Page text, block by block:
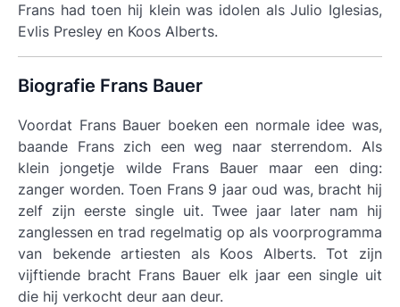
Frans had toen hij klein was idolen als Julio Iglesias,
Evlis Presley en Koos Alberts.
Biografie Frans Bauer
Voordat Frans Bauer boeken een normale idee was,
baande Frans zich een weg naar sterrendom. Als
klein jongetje wilde Frans Bauer maar een ding:
zanger worden. Toen Frans 9 jaar oud was, bracht hij
zelf zijn eerste single uit. Twee jaar later nam hij
zanglessen en trad regelmatig op als voorprogramma
van bekende artiesten als Koos Alberts. Tot zijn
vijftiende bracht Frans Bauer elk jaar een single uit
die hij verkocht deur aan deur.